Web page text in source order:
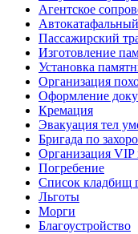
Агентское
Пассажирский
Изготовление
Установка
Организация
Оформление
Кремация
Эвакуация тел
Бригада по
Организация VIP
Погребение
Список кладбищ
Льготы
Морги
Благоустройство